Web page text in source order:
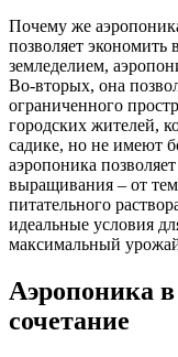
Почему же
позволяет
земледелием,
Во-вторых, она
ограниченного
городских жителей,
садике, но не имеют
аэропоника
выращивания – от
питательного
идеальные условия
максимальный
Аэропоника
сочетание